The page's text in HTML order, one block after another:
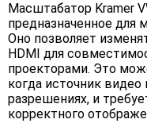
Масштабатор Kramer
предназначенное для
Оно позволяет
HDMI для
проекторами. Это
когда источник
разрешениях, и
корректного